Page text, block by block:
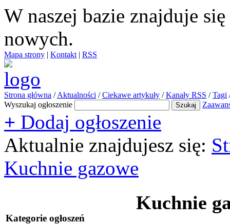
W naszej bazie znajduje się
nowych.
Mapa strony | Kontakt | RSS
Strona główna / Aktualności / Ciekawe artykuły / Kanały RSS / Tagi
Wyszukaj ogłoszenie
+ Dodaj ogłoszenie
Aktualnie znajdujesz się:
Kuchnie gazowe
Kategorie ogłoszeń
Kuchnie